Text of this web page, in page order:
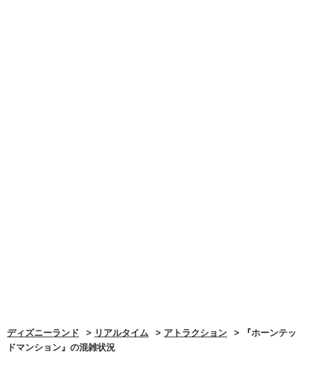
ディズニーランド リアルタイム アトラクション
『ホーンテッ
ドマンション』の混雑状況